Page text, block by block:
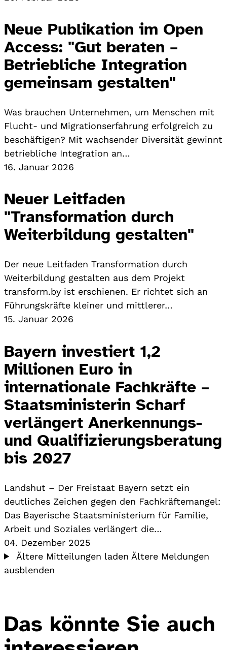
Neue Publikation im Open
Access: "Gut beraten –
Betriebliche Integration
gemeinsam gestalten"
Was brauchen Unternehmen, um Menschen mit
Flucht- und Migrationserfahrung erfolgreich zu
beschäftigen? Mit wachsender Diversität gewinnt
betriebliche Integration an…
16. Januar 2026
Neuer Leitfaden
"Transformation durch
Weiterbildung gestalten"
Der neue Leitfaden Transformation durch
Weiterbildung gestalten aus dem Projekt
transform.by ist erschienen. Er richtet sich an
Führungskräfte kleiner und mittlerer…
15. Januar 2026
Bayern investiert 1,2
Millionen Euro in
internationale Fachkräfte –
Staatsministerin Scharf
verlängert Anerkennungs-
und Qualifizierungsberatung
bis 2027
Landshut – Der Freistaat Bayern setzt ein
deutliches Zeichen gegen den Fachkräftemangel:
Das Bayerische Staatsministerium für Familie,
Arbeit und Soziales verlängert die…
04. Dezember 2025
Ältere Mitteilungen laden Ältere Meldungen
ausblenden
Das könnte Sie auch